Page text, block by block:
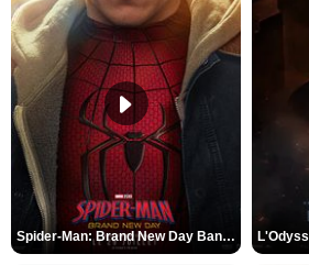
Spider-Man: Brand New Day Bande-annonce VO STFR